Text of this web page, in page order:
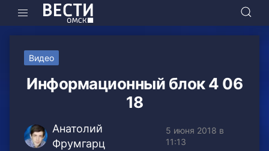
Видео
Информационный блок 4 06
18
Анатолий
Фрумгарц
5 июня 2018 в
11:13